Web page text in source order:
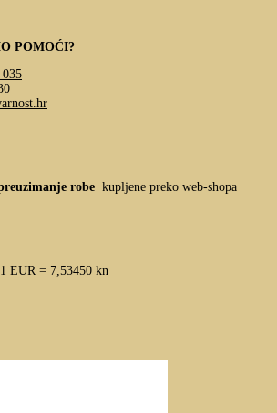
POMOĆI?
robe kupljene preko web-shopa
EUR = 7,53450 kn